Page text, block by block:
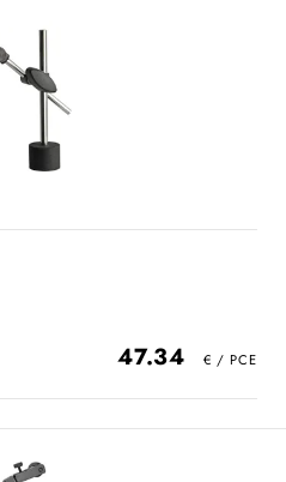
47.34